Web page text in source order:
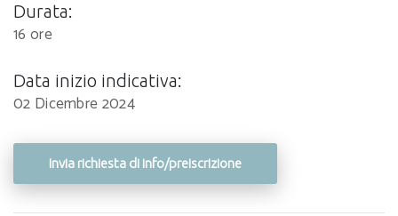
Durata:
16 ore
Data inizio indicativa:
02 Dicembre 2024
Invia richiesta di info/preiscrizione